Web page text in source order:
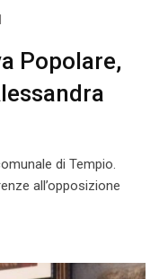
Popolare,
di Tempio.
all’opposizione